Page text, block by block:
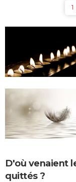
1
D'où venaient
quittés ?